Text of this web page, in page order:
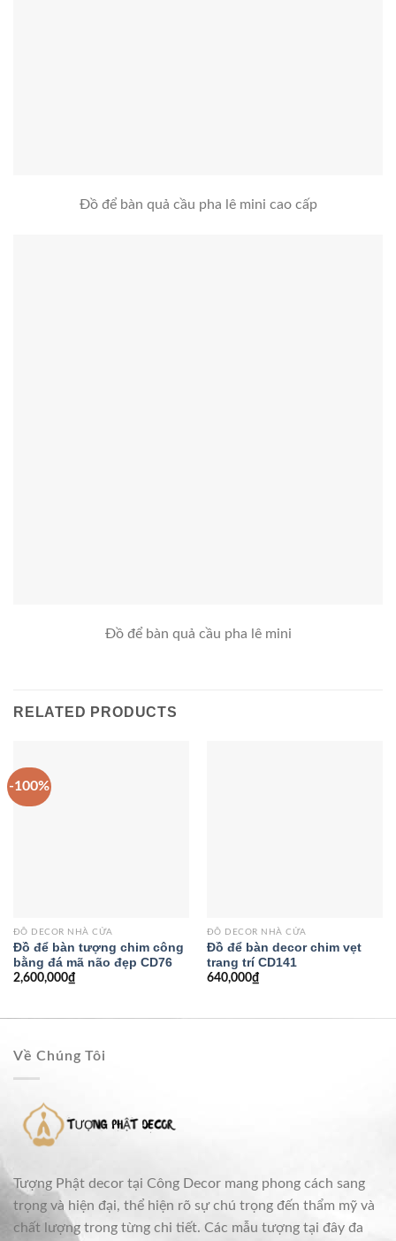
Đồ để bàn quả cầu pha lê mini cao cấp
Đồ để bàn quả cầu pha lê mini
RELATED PRODUCTS
-100%
ĐỒ DECOR NHÀ CỬA
Đồ để bàn tượng chim công
bằng đá mã não đẹp CD76
2,600,000₫
ĐỒ DECOR NHÀ CỬA
Đồ để bàn decor chim vẹt
trang trí CD141
640,000₫
Về Chúng Tôi
Tượng Phật decor tại Công Decor mang phong cách sang
trọng và hiện đại, thể hiện rõ sự chú trọng đến thẩm mỹ và
chất lượng trong từng chi tiết. Các mẫu tượng tại đây đa